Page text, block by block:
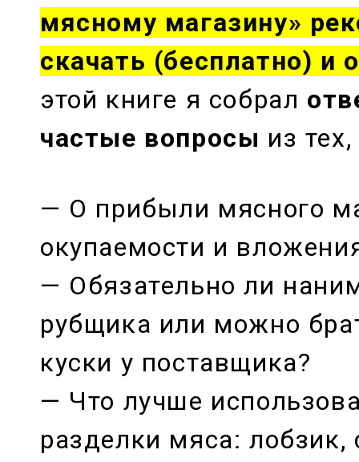
мясному магазину»
скачать (бесплатно) и
этой книге я собрал
частые вопросы из
— О прибыли мясного
окупаемости и
— Обязательно ли
рубщика или можно
куски у поставщика?
— Что лучше
разделки мяса: